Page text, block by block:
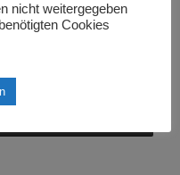
in diesem Browser
nicht weitergegeben
Cookies